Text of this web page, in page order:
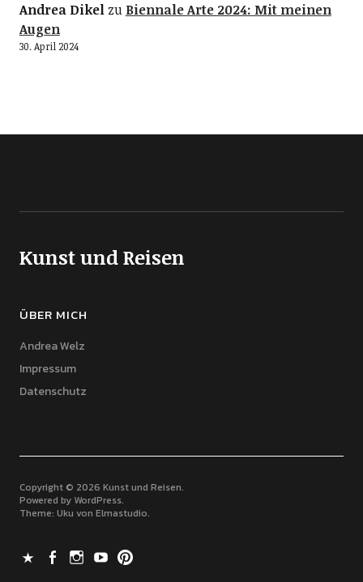
Andrea Dikelzu Biennale Arte 2024: Mit meinen
Augen
30. April 2024
Kunst und Reisen
ÜBER MICH
Andrea Welz
Impressum
Datenschutz
Copyright © 2026 Kunst und Reisen
Powered by WordPress
Theme: Uku von Elmastudio